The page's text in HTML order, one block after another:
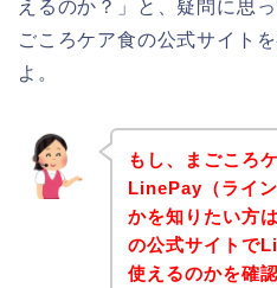
えるのか？」と、疑問に思
ごころケア食の公式サイト
よ。
もし、まごころ
LinePay（ライ
かを知りたい方
の公式サイトで
使えるのかを確